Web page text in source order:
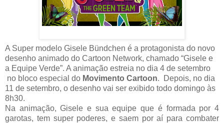
A Super modelo Gisele Bündchen é a protagonista do novo
desenho animado do Cartoon Network, chamado “Gisele e
a Equipe Verde”. A animação estreia no dia 4 de setembro
no bloco especial do Movimento Cartoon. Depois, no dia
11 de setembro, o desenho vai ser exibido todo domingo às
8h30.
Na animação, Gisele e sua equipe que é formada por 4
garotas, tem super poderes, e saem por aí para combater